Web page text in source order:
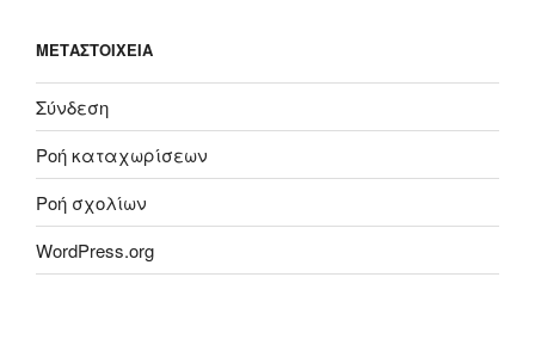
ΜΕΤΑΣΤΟΙΧΕΊΑ
Σύνδεση
Ροή καταχωρίσεων
Ροή σχολίων
WordPress.org